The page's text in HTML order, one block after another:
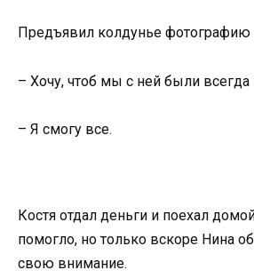
Предъявил колдунье фотографию
– Хочу, чтоб мы с ней были
– Я смогу все.
Костя отдал деньги и поехал
помогло, но только вскоре Нина
свою внимание.